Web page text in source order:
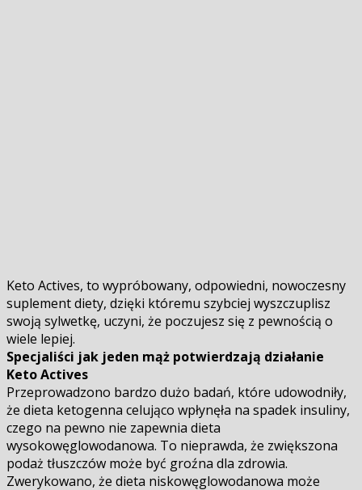
Keto Actives, to wypróbowany, odpowiedni, nowoczesny
suplement diety, dzięki któremu szybciej wyszczuplisz
swoją sylwetkę, uczyni, że poczujesz się z pewnością o
wiele lepiej.
Specjaliści jak jeden mąż potwierdzają działanie
Keto Actives
Przeprowadzono bardzo dużo badań, które udowodniły,
że dieta ketogenna celująco wpłynęła na spadek insuliny,
czego na pewno nie zapewnia dieta
wysokowęglowodanowa. To nieprawda, że zwiększona
podaż tłuszczów może być groźna dla zdrowia.
Zweryfikowano, że dieta niskowęglowodanowa może